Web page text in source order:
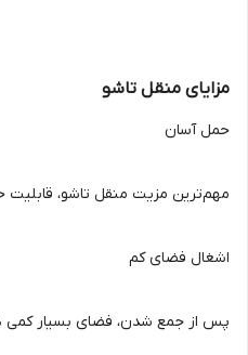
مزایای منقل تاشو
حمل آسان
مهم‌ترین مزیت منقل تاشو،
اشغال فضای کم
پس از جمع شدن، فضای بسیار کمی